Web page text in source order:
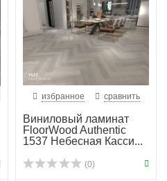
избранное сравнить
Виниловый ламинат
FloorWood Authentic
1537 Небесная Касси...
(0)